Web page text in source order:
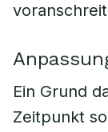
Ein Grund
Zeitpunkt